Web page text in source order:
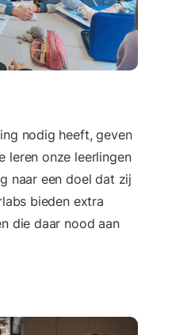
nodig heeft, geven
leren onze leerlingen
naar een doel dat zij
bieden extra
die daar nood aan